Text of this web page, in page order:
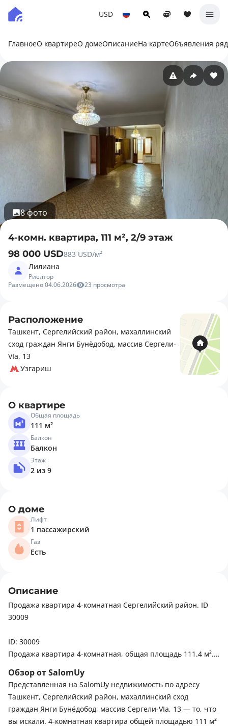
USD
ГлавноеО квартиреО домеОписаниеНа картеОбъявления
8 фото
4-комн. квартира, 111 м², 2/9 этаж
98 000 USD883 USD/м²
Лилиана
Риелтор
Размещено 04.06.2026
23 просмотра
Расположение
Ташкент, Сергелийский район, махаллинский
сход граждан Янги Бунёдобод, массив Сергели-
VIа, 13
Узгариш
О квартире
Общая площадь
111 м²
Балкон
Балкон
Этаж
2 из 9
О доме
Лифт
1 пассажирский
Газ
Есть
Описание
Продажа квартира 4-комнатная Сергелийский район. ID
30009
ID: 30009
Продажа квартира 4-комнатная, общая площадь 111.4 м².
Состояние: средний ремонт
Район: Сергелийский район, Сергели-6
Ориентир: тойхона Meros
Обзор от SalomUy
Представленная на SalomUy недвижимость по адресу
Ташкент, Сергелийский район, махаллинский сход
граждан Янги Бунёдобод, массив Сергели-VIа, 13 — то, что
вы искали. 4-комнатная квартира общей площадью 111 м²